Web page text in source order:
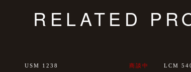
RELATED
USM 1238 商談中 LCM